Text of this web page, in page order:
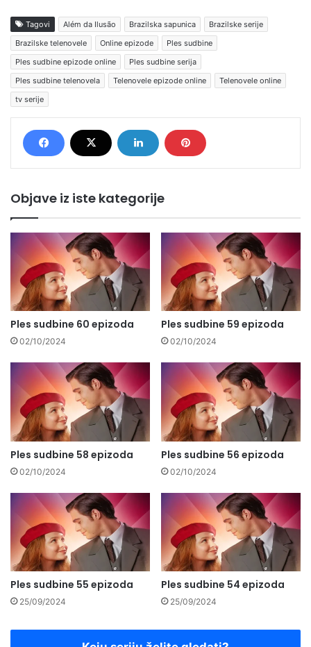
Tagovi Além da Ilusão Brazilska sapunica
Brazilske serije
Brazilske telenovele
Online epizode
Ples sudbine
Ples sudbine epizode online
Ples sudbine serija
Ples sudbine telenovela
Telenovele epizode online
Telenovele online
tv serije
Objave iz iste kategorije
Ples sudbine 60 epizoda
02/10/2024
Ples sudbine 59 epizoda
02/10/2024
Ples sudbine 58 epizoda
02/10/2024
Ples sudbine 56 epizoda
02/10/2024
Ples sudbine 55 epizoda
25/09/2024
Ples sudbine 54 epizoda
25/09/2024